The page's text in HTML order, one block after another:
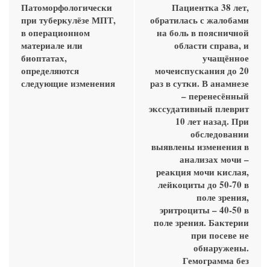
Патоморфологически
при туберкулёзе МПТ,
в операционном
материале или
биоптатах,
определяются
следующие изменения
Пациентка 38 лет,
обратилась с жалобами
на боль в поясничной
области справа, и
учащённое
мочеиспускания до 20
раз в сутки. В анамнезе
– перенесённый
экссудативный плеврит
10 лет назад. При
обследовании
выявлены изменения в
анализах мочи –
реакция мочи кислая,
лейкоциты до 50-70 в
поле зрения,
эритроциты – 40-50 в
поле зрения. Бактерии
при посеве не
обнаружены.
Гемограмма без